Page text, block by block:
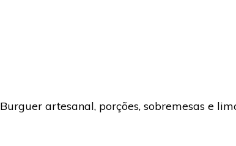
Burguer artesanal, porções, sobremesas e